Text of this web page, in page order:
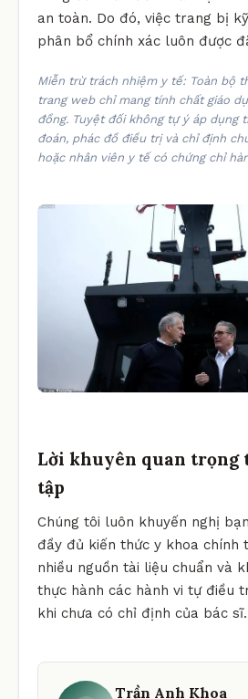
an toàn. Do đó, việc trang bị
phân bổ chính xác luôn được
Miễn trừ trách nhiệm y tế: Toàn bộ
trang web chỉ mang tính chất giáo
đồng. Tuyệt đối không tự ý áp dụng
đoán, phác đồ điều trị và chỉ định
hoặc nhân viên y tế có chứng chỉ
Lời khuyên quan trọng
tập
Chúng tôi luôn khuyến nghị
đầy đủ kiến thức y khoa chính
nhiều nguồn tài liệu chuẩn và
thực hành các hành vi tự điều
khi chưa có chỉ định của bác sĩ.
Trần Anh Khoa